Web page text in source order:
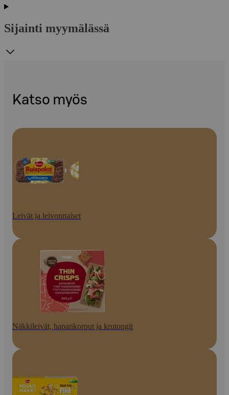
Sijainti myymälässä
Katso myös
Leivät ja leivonnaiset
Näkkileivät, hapankorput ja krutongit